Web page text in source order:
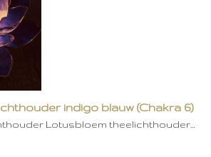
indigo blauw (Chakra 6)
Lotusbloem theelichthouder…